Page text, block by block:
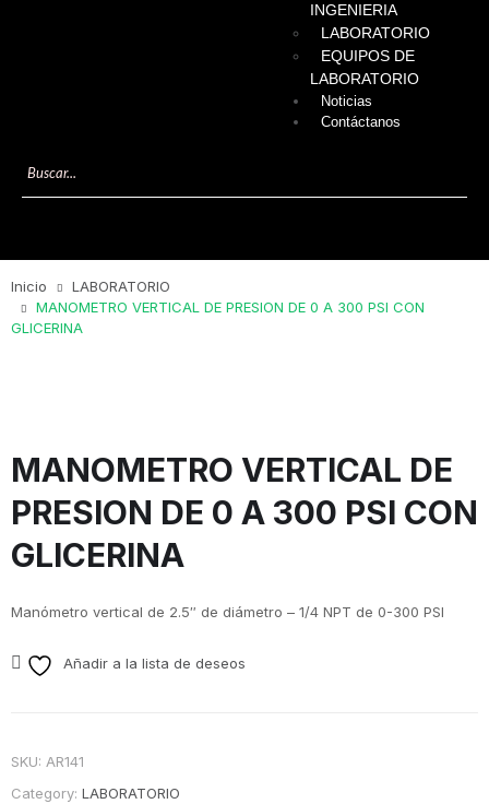
INGENIERIA
LABORATORIO
EQUIPOS DE
LABORATORIO
Noticias
Contáctanos
Inicio
LABORATORIO
MANOMETRO VERTICAL DE PRESION DE 0 A 300 PSI CON
GLICERINA
MANOMETRO VERTICAL DE
PRESION DE 0 A 300 PSI CON
GLICERINA
Manómetro vertical de 2.5″ de diámetro – 1/4 NPT de 0-300 PSI
Añadir a la lista de deseos
SKU: AR141
Category: LABORATORIO